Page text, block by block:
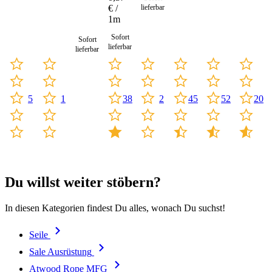
5 1
Sofort
lieferbar
Meter
€ /
1m
Sofort
lieferbar
38
lieferbar
2 45 52 20
Du willst weiter stöbern?
In diesen Kategorien findest Du alles, wonach Du suchst!
Seile
Sale Ausrüstung
Atwood Rope MFG